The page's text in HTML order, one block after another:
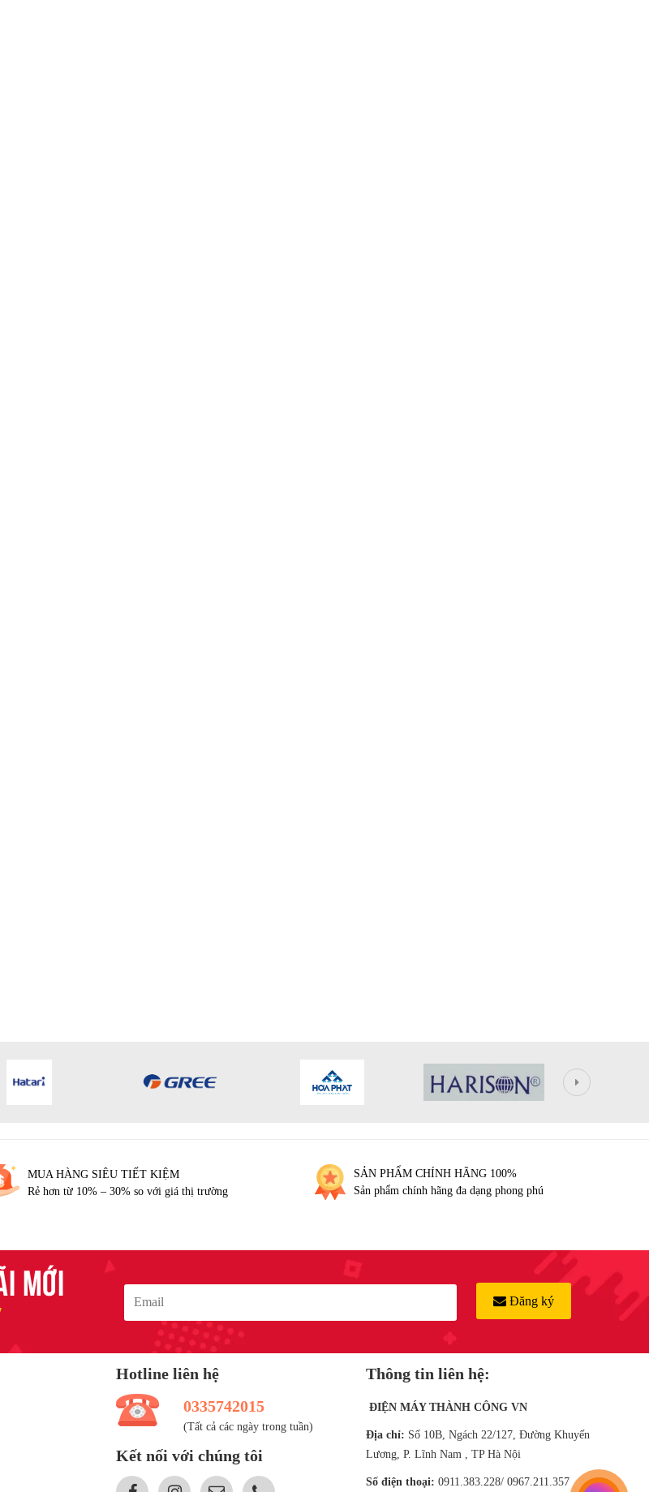
MUA HÀNG SIÊU TIẾT KIỆM
Rẻ hơn từ 10% – 30% so với giá thị trường
SẢN PHẨM CHÍNH HÃNG 100%
Sản phẩm chính hãng đa dạng phong phú
Đăng ký
Hotline liên hệ
0335742015
(Tất cả các ngày trong tuần)
Kết nối với chúng tôi
Thông tin liên hệ:
ĐIỆN MÁY THÀNH CÔNG VN
Địa chỉ: Số 10B, Ngách 22/127, Đường Khuyến
Lương, P. Lĩnh Nam , TP Hà Nội
Số điện thoại: 0911.383.228/ 0967.211.357